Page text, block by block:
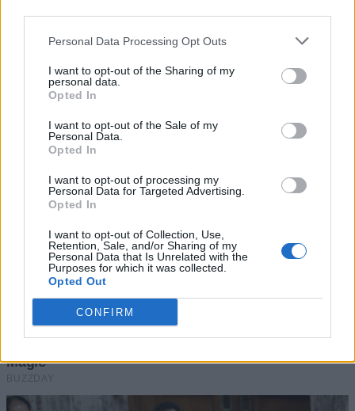
Personal Data Processing Opt Outs
I want to opt-out of the Sharing of my
personal data.
Opted In
I want to opt-out of the Sale of my
Personal Data.
Opted In
I want to opt-out of processing my
Personal Data for Targeted Advertising.
Opted In
I want to opt-out of Collection, Use,
Retention, Sale, and/or Sharing of my
Personal Data that Is Unrelated with the
Purposes for which it was collected.
Opted Out
CONFIRM